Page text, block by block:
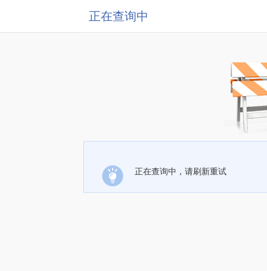
正在查询中
正在查询中，请刷新重试